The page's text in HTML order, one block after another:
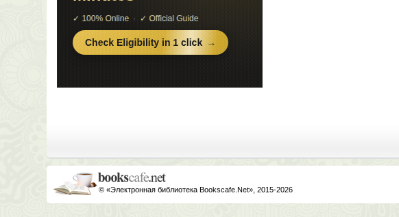
© «Электронная библиотека Bookscafe.Net», 2015-2026